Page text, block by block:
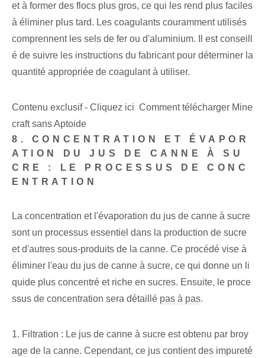
et à former des flocs plus gros, ce qui les rend plus faciles
à éliminer plus tard. Les coagulants couramment utilisés
comprennent les sels de fer ou d'aluminium. Il est conseill
é de suivre les instructions du fabricant pour déterminer la
quantité appropriée de coagulant à utiliser.
Contenu exclusif - Cliquez ici Comment télécharger Mine
craft sans Aptoide
8. CONCENTRATION ET ÉVAPOR
ATION DU JUS DE CANNE À SU
CRE : LE PROCESSUS DE CONC
ENTRATION
La concentration et l'évaporation du jus de canne à sucre
sont un processus essentiel dans la production de sucre
et d'autres sous-produits de la canne. Ce procédé vise à
éliminer l'eau du jus de canne à sucre, ce qui donne un li
quide plus concentré et riche en sucres. Ensuite, le proce
ssus de concentration sera détaillé pas à pas.
1. Filtration : Le jus de canne à sucre est obtenu par broy
age de la canne. Cependant, ce jus contient des impureté